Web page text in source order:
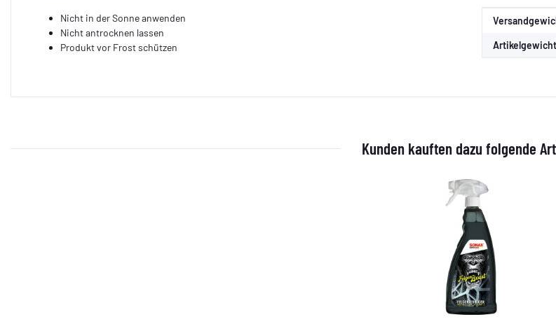
Nicht in der Sonne anwenden
Nicht antrocknen lassen
Produkt vor Frost schützen
Wert
Kunden kauften dazu folgende